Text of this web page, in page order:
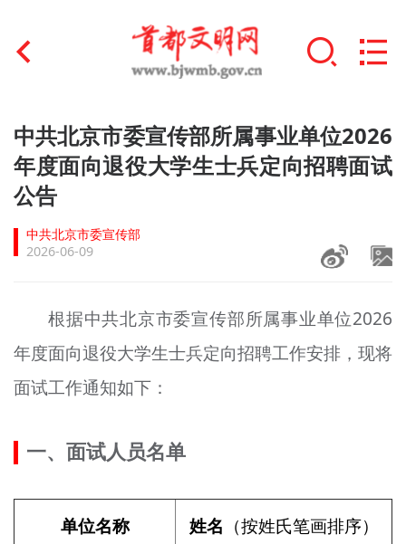
首页
文明创建
+
文明实践
文明培育
+
榜样人物
+
身边好人
北京宣传文化引导基金
宣传思想文化人才
中共北京市委宣传部所属事业单位2026
年度面向退役大学生士兵定向招聘面试
公告
中共北京市委宣传部
2026-06-09
根据中共北京市委宣传部所属事业单位2026
年度面向退役大学生士兵定向招聘工作安排，现将
面试工作通知如下：
一、面试人员名单
单位名称 姓名 （按姓氏笔画排序）